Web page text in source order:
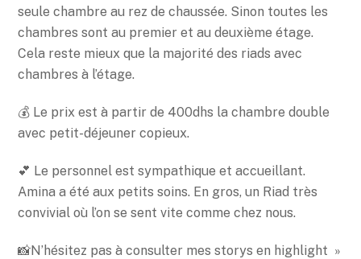
seule chambre au rez de chaussée. Sinon toutes les
chambres sont au premier et au deuxième étage.
Cela reste mieux que la majorité des riads avec
chambres à l’étage.
💰 Le prix est à partir de 400dhs la chambre double
avec petit-déjeuner copieux.
💕 Le personnel est sympathique et accueillant.
Amina a été aux petits soins. En gros, un Riad très
convivial où l’on se sent vite comme chez nous.
📸N’hésitez pas à consulter mes storys en highlight »